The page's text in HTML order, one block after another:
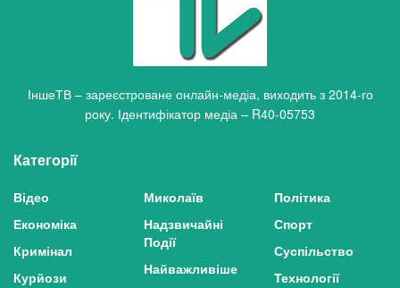
ІншеТВ – зареєстроване онлайн-медіа, виходить з 2014-го
року. Ідентифікатор медіа – R40-05753
Категорії
Відео
Економіка
Кримінал
Курйози
Миколаїв
Надзвичайні
Події
Найважливіше
Політика
Спорт
Суспільство
Технології